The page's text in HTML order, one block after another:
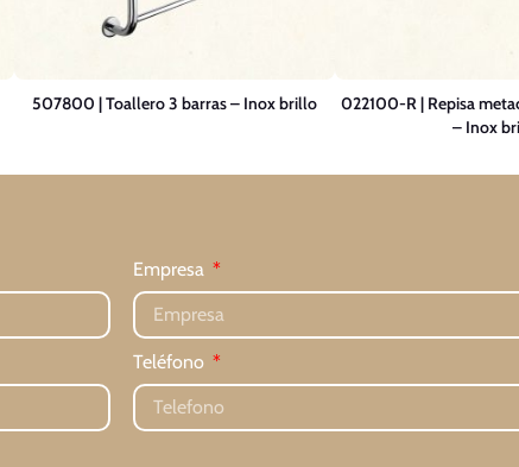
507800 | Toallero 3 barras – Inox brillo
022100-R | Repisa
– Inox
Empresa
Teléfono